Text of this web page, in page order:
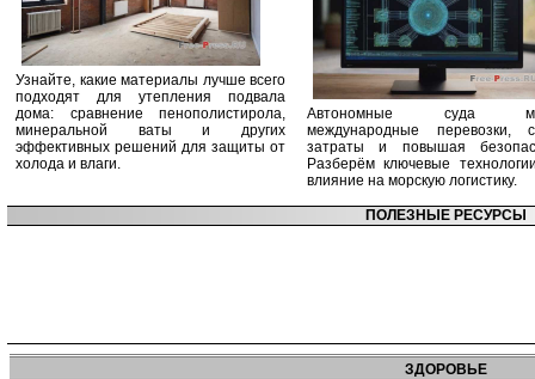
Узнайте, какие материалы лучше всего
подходят для утепления подвала
дома: сравнение пенополистирола,
минеральной ваты и других
эффективных решений для защиты от
холода и влаги.
Автономные суда
международные перевозки,
затраты и повышая
Разберём ключевые
влияние на морскую логистику.
ПОЛЕЗНЫЕ РЕСУРСЫ
ЗДОРОВЬЕ